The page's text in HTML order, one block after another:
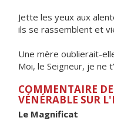
Jette les yeux aux
ils se rassemblent et
Une mère oublierait-
Moi, le Seigneur, je ne
COMMENTAIRE
VÉNÉRABLE SUR
Le Magnificat